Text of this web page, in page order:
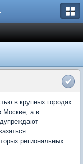
в крупных городах
Москве, а в
региональных